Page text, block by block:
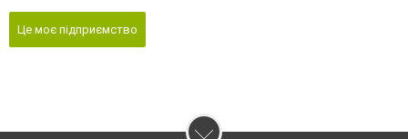
Це моє підприємство